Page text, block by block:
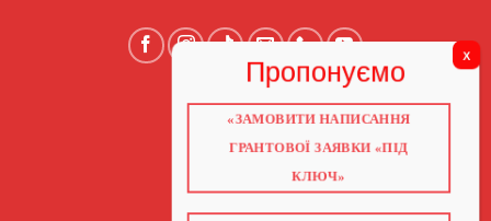
ГОЛОВНА
ГРАНТИ 2026
НАВЧАННЯ
«ЗАМОВИТИ НАПИСАННЯ
ГРАНТОВОЇ ЗАЯВКИ «ПІД
КЛЮЧ»